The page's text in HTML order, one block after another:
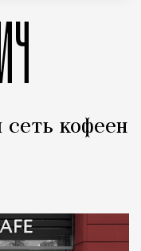
сеть кофеен